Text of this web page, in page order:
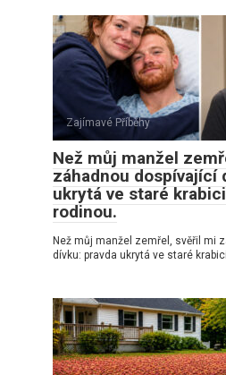
Zajímavé Příběhy
Než můj manžel
záhadnou dospívající
ukrytá ve staré
rodinou.
Než můj manžel zemřel, svěřil mi
dívku: pravda ukrytá ve staré krabici